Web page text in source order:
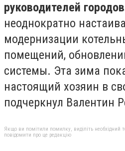
руководителей
неоднократно
модернизации
помещений,
системы. Эта зима
настоящий хозяин в
подчеркнул Валентин
Якщо ви помітили помилку, виділіть необхідний
повідомити про це редакцію